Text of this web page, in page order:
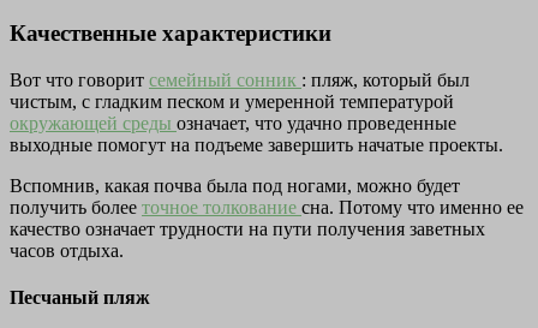
Качественные характеристики
Вот что говорит семейный сонник : пляж, который был
чистым, с гладким песком и умеренной температурой
окружающей среды означает, что удачно проведенные
выходные помогут на подъеме завершить начатые проекты.
Вспомнив, какая почва была под ногами, можно будет
получить более точное толкование сна. Потому что именно ее
качество означает трудности на пути получения заветных
часов отдыха.
Песчаный пляж